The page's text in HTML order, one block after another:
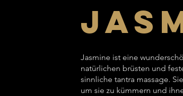
Jasmine ist eine
natürlichen brüsten und
sinnliche tantra massage.
um sie zu kümmern und